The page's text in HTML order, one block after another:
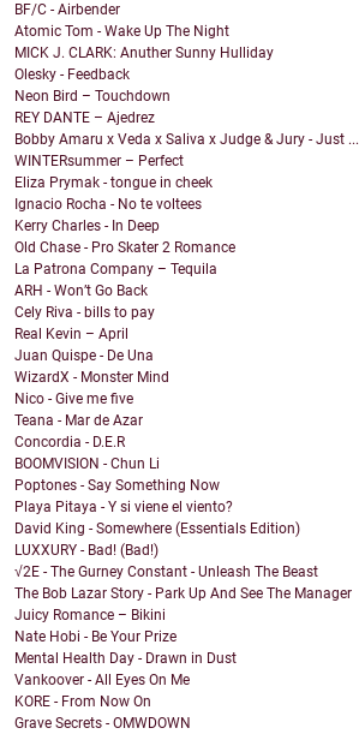
BF/C - Airbender
Atomic Tom - Wake Up The Night
MICK J. CLARK: Anuther Sunny Hulliday
Olesky - Feedback
Neon Bird – Touchdown
REY DANTE – Ajedrez
Bobby Amaru x Veda x Saliva x Judge & Jury - Just ...
WINTERsummer – Perfect
Eliza Prymak - tongue in cheek
Ignacio Rocha - No te voltees
Kerry Charles - In Deep
Old Chase - Pro Skater 2 Romance
La Patrona Company – Tequila
ARH - Won’t Go Back
Cely Riva - bills to pay
Real Kevin – April
Juan Quispe - De Una
WizardX - Monster Mind
Nico - Give me five
Teana - Mar de Azar
Concordia - D.E.R
BOOMVISION - Chun Li
Poptones - Say Something Now
Playa Pitaya - Y si viene el viento?
David King - Somewhere (Essentials Edition)
LUXXURY - Bad! (Bad!)
√2E - The Gurney Constant - Unleash The Beast
The Bob Lazar Story - Park Up And See The Manager
Juicy Romance – Bikini
Nate Hobi - Be Your Prize
Mental Health Day - Drawn in Dust
Vankoover - All Eyes On Me
KORE - From Now On
Grave Secrets - OMWDOWN